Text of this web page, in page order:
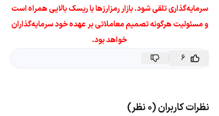
سرمایه‌گذاری تلقی شود. بازار رمزارزها با ریسک بالایی همراه است
و مسئولیت هرگونه تصمیم معاملاتی بر عهده خود سرمایه‌گذاران
خواهد بود.
6
نظرات کاربران (0 نظر)